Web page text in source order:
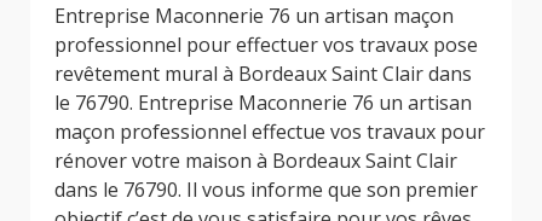
Entreprise Maconnerie 76 un artisan maçon
professionnel pour effectuer vos travaux pose
revêtement mural à Bordeaux Saint Clair dans
le 76790. Entreprise Maconnerie 76 un artisan
maçon professionnel effectue vos travaux pour
rénover votre maison à Bordeaux Saint Clair
dans le 76790. Il vous informe que son premier